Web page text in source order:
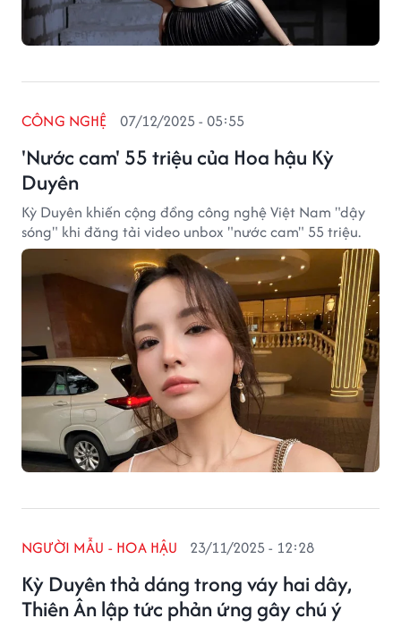
'Nước cam' 55 triệu của Hoa hậu Kỳ
Duyên
CÔNG NGHỆ 07/12/2025 - 05:55
Kỳ Duyên khiến cộng đồng công nghệ Việt Nam "dậy
sóng" khi đăng tải video unbox "nước cam" 55 triệu.
Kỳ Duyên thả dáng trong váy hai dây,
Thiên Ân lập tức phản ứng gây chú ý
NGƯỜI MẪU - HOA HẬU 23/11/2025 - 12:28